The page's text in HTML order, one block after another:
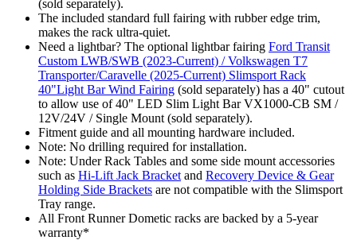
(sold separately).
The included standard full fairing with rubber edge trim,
makes the rack ultra-quiet.
Need a lightbar? The optional lightbar fairing Ford Transit
Custom LWB/SWB (2023-Current) / Volkswagen T7
Transporter/Caravelle (2025-Current) Slimsport Rack
40"Light Bar Wind Fairing (sold separately) has a 40" cutout
to allow use of 40" LED Slim Light Bar VX1000-CB SM /
12V/24V / Single Mount (sold separately).
Fitment guide and all mounting hardware included.
Note: No drilling required for installation.
Note: Under Rack Tables and some side mount accessories
such as Hi-Lift Jack Bracket and Recovery Device & Gear
Holding Side Brackets are not compatible with the Slimsport
Tray range.
All Front Runner Dometic racks are backed by a 5‑year
warranty*